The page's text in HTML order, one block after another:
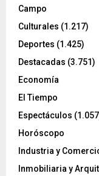
Campo
Culturales (1.217)
Deportes (1.425)
Destacadas (3.751)
Economía
El Tiempo
Espectáculos
Horóscopo
Industria y
Inmobiliaria y